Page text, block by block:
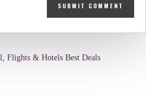
Flights & Hotels Best Deals